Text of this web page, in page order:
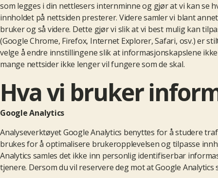
som legges i din nettlesers internminne og gjør at vi kan se
innholdet på nettsiden presterer. Videre samler vi blant
bruker og så videre. Dette gjør vi slik at vi best mulig kan
(Google Chrome, Firefox, Internet Explorer, Safari, osv.) er
velge å endre innstillingene slik at informasjonskapslene
mange nettsider ikke lenger vil fungere som de skal.
Hva vi bruker
Google Analytics
Analyseverktøyet Google Analytics benyttes for å studere
brukes for å optimalisere brukeropplevelsen og tilpasse
Analytics samles det ikke inn personlig identifiserbar
tjenere. Dersom du vil reservere deg mot at Google